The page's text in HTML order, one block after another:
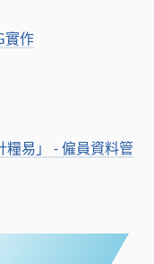
實作
糧易」 - 僱員資料管